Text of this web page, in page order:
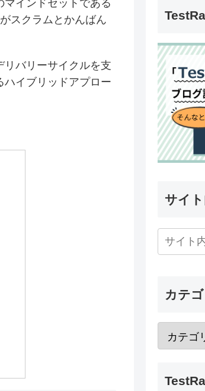
インドセットである
スクラムとかんばん
バリーサイクルを支
イブリッドアプロー
サイ
カテ